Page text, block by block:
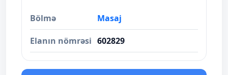
Bölmə Masaj
Elanın nömrəsi 602829